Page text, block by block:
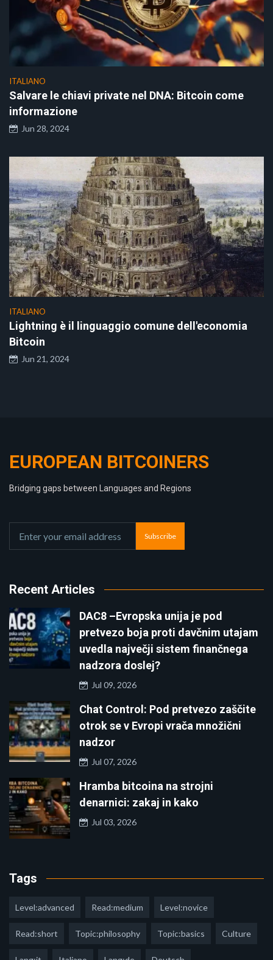
ITALIANO
Salvare le chiavi private nel DNA: Bitcoin come
informazione
Jun 28, 2024
ITALIANO
Lightning è il linguaggio comune dell'economia
Bitcoin
Jun 21, 2024
EUROPEAN BITCOINERS
Bridging gaps between Languages and Regions
Subscribe
Recent Articles
DAC8 –Evropska unija je pod
pretvezo boja proti davčnim utajam
uvedla največji sistem finančnega
nadzora doslej?
Jul 09, 2026
Chat Control: Pod pretvezo zaščite
otrok se v Evropi vrača množični
nadzor
Jul 07, 2026
Hramba bitcoina na strojni
denarnici: zakaj in kako
Jul 03, 2026
Tags
Level:advanced Read:medium Level:novice
Read:short Topic:philosophy Topic:basics Culture